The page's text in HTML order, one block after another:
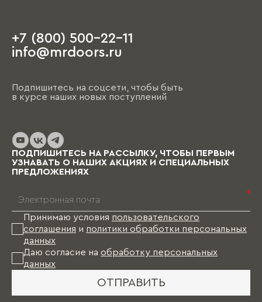
+7 (800) 500-22-11
info@mrdoors.ru
Подпишитесь на соцсети, чтобы быть
в курсе наших новых поступлений
ПОДПИШИТЕСЬ НА РАССЫЛКУ, ЧТОБЫ ПЕРВЫМ
УЗНАВАТЬ О НАШИХ АКЦИЯХ И СПЕЦИАЛЬНЫХ
ПРЕДЛОЖЕНИЯХ
*
Принимаю условия пользовательского
соглашения и политики обработки персональных
данных
Даю согласие на обработку персональных
данных
ОТПРАВИТЬ